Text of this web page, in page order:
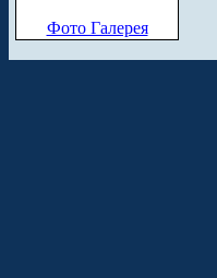
Фото Галерея